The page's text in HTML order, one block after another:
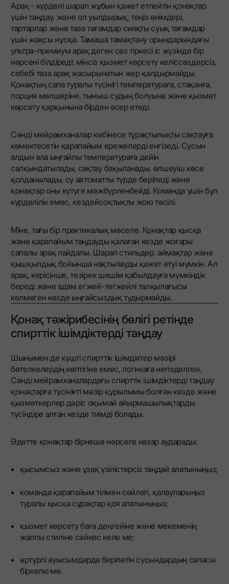
Арақ - күрделі шарап жұбын қажет етпейтін қонақтар
үшін таңдау, және ол уылдырық, теңіз өнімдері,
тартарлар және таза тағамдар сияқты суық тағамдар
үшін жақсы нұсқа. Тамаша тамақтану орындарындағы
ультра-премиум арақ деген сөз тіркесі іс жүзінде бір
нәрсені білдіреді: мінсіз қызмет көрсету келіссөздерсіз,
себебі таза арақ жасырынатын жер қалдырмайды.
Қонақтың сапа туралы түсінігі температураға, стақанға,
порция мөлшеріне, тыныш судың болуына және қызмет
көрсету қарқынына бірден әсер етеді.
Сәнді мейрамханалар көбінесе тұрақтылықты сақтауға
көмектесетін қарапайым ережелерді енгізеді. Сусын
алдын ала ыңғайлы температураға дейін
салқындатылады, сақтау бақыланады, өлшеуіш кесе
қолданылады, су автоматты түрде беріледі және
қонақтар оны күтуге мәжбүрленбейді. Команда үшін бұл
күрделілік емес, кездейсоқтықты жою тәсілі.
Міне, тағы бір практикалық мәселе. Қонақтар қысқа
және қарапайым таңдауды қалаған кезде жоғары
сапалы арақ пайдалы. Шарап стильдер, аймақтар және
қышқылдық бойынша нақтылауды қажет етуі мүмкін. Ал
арақ, керісінше, тезірек шешім қабылдауға мүмкіндік
береді және адам егжей-тегжейлі талқылағысы
келмеген кезде ыңғайсыздық тудырмайды.
Қонақ тәжірибесінің бөлігі ретінде
спирттік ішімдіктерді таңдау
Шынымен де күшті спирттік ішімдіктер мәзірі
бөтелкелердің көптігіне емес, логикаға негізделген.
Сәнді мейрамханалардағы спирттік ішімдіктерді таңдау
қонақтарға түсінікті мәзір құрылымы болған кезде және
қызметкерлер дәріс оқымай айырмашылықтарды
түсіндіре алған кезде тиімді болады.
Әдетте қонақтар бірнеше нәрсеге назар аударады:
қысымсыз және ұзақ үзілістерсіз таңдай алатыныңыз;
команда қарапайым тілмен сөйлеп, қалауларыңыз
туралы қысқа сұрақтар қоя алатыныңыз;
қызмет көрсету баға деңгейіне және мекеменің
жалпы стиліне сәйкес келе ме;
әртүрлі ауысымдарда берілетін сусындардың сапасы
біркелкі ме.